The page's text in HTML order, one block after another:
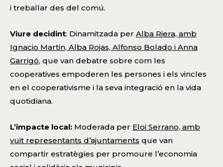
i treballar des del comú.
Viure decidint: Dinamitzada per Alba Riera, amb
Ignacio Martin, Alba Rojas, Alfonso Bolado i Anna
Garrigó, que van debatre sobre com les
cooperatives empoderen les persones i els vincles
en el cooperativisme i la seva integració en la vida
quotidiana.
L’impacte local: Moderada per Eloi Serrano, amb
vuit representants d’ajuntaments que van
compartir estratègies per promoure l’economia